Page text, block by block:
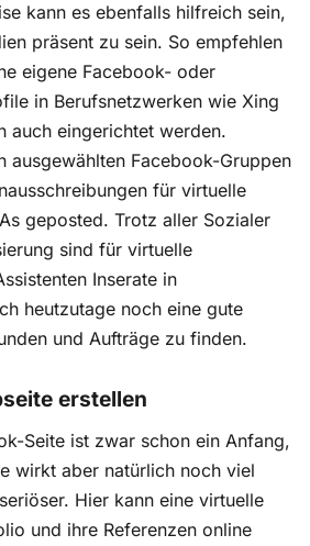
kann es ebenfalls hilfreich sein,
präsent zu sein. So empfehlen
eigene Facebook- oder
in Berufsnetzwerken wie Xing
auch eingerichtet werden.
ausgewählten Facebook-Gruppen
für virtuelle
geposted. Trotz aller Sozialer
sind für virtuelle
Inserate in
heutzutage noch eine gute
und Aufträge zu finden.
erstellen
Seite ist zwar schon ein Anfang,
wirkt aber natürlich noch viel
Hier kann eine virtuelle
und ihre Referenzen online